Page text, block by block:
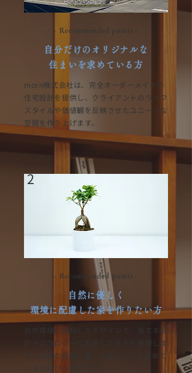
- Recommended points -
自分だけのオリジナルな
住まいを求めている方
morn株式会社は、完全オーダーメイドの
住宅設計を提供し、クライアントのライフ
スタイルや価値観を反映させたユニークな
空間を作り上げます。
2
- Recommended points -
自然に優しく
環境に配慮した家を作りたい方
自然環境に調和したデザインで、省エネ設
計やエコロジーに配慮した住宅を提供しま
す。地域の自然に優しい家づくりを求めて
いる方にぴったりです。